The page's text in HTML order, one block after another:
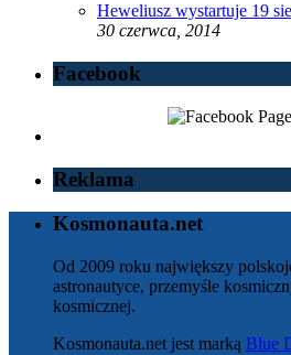
Heweliusz wystartuje 19
30 czerwca, 2014
Facebook
Reklama
Kosmonauta.net
Od 2009 roku największy
astronautyce, przemyśle
kosmicznej.
Kosmonauta.net jest marką Blue